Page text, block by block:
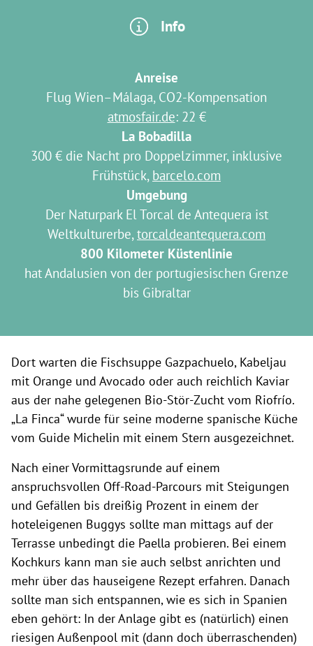
Info
Anreise
Flug Wien–Málaga, CO2-Kompensation
atmosfair.de: 22 €
La Bobadilla
300 € die Nacht pro Doppelzimmer, inklusive
Frühstück, barcelo.com
Umgebung
Der Naturpark El Torcal de Antequera ist
Weltkulturerbe, torcaldeantequera.com
800 Kilometer Küstenlinie
hat Andalusien von der portugiesischen Grenze
bis Gibraltar
Dort warten die Fischsuppe Gazpachuelo, Kabeljau
mit Orange und Avocado oder auch reichlich Kaviar
aus der nahe gelegenen Bio-Stör-Zucht vom Riofrío.
„La Finca“ wurde für seine moderne spanische Küche
vom Guide Michelin mit einem Stern ausgezeichnet.
Nach einer Vormittagsrunde auf einem
anspruchsvollen Off-Road-Parcours mit Steigungen
und Gefällen bis dreißig Prozent in einem der
hoteleigenen Buggys sollte man mittags auf der
Terrasse unbedingt die Paella probieren. Bei einem
Kochkurs kann man sie auch selbst anrichten und
mehr über das hauseigene Rezept erfahren. Danach
sollte man sich entspannen, wie es sich in Spanien
eben gehört: In der Anlage gibt es (natürlich) einen
riesigen Außenpool mit (dann doch überraschenden)